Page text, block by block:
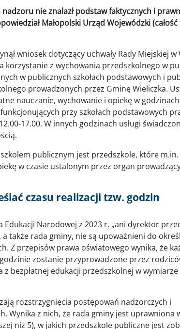
nadzoru nie znalazł podstaw faktycznych i
Małopolski Urząd Wojewódzki (całość
wniosek dotyczący uchwały Rady Miejskiej w
korzystanie z wychowania przedszkolnego w
w publicznych szkołach podstawowych i
prowadzonych przez Gminę Wieliczka.
nauczanie, wychowanie i opiekę w
przy szkołach podstawowych
17.00. W innych godzinach usługi
publicznym jest przedszkole, które m.in.
w czasie ustalonym przez organ
czasu realizacji tzw. godzin
Narodowej z 2023 r. „ani dyrektor
także rada gminy, nie są upoważnieni do
Z przepisów prawa oświatowego wynika, że
zostanie przyprowadzone przez
bezpłatnej edukacji przedszkolnej w wymiarze
rozstrzygnięcia postępowań nadzorczych i
Wynika z nich, że rada gminy jest uprawniona
niż 5), w jakich przedszkole publiczne jest